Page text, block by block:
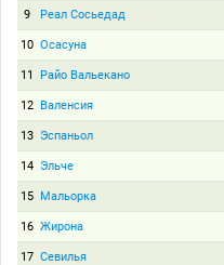
9 Реал Сосьедад
10 Осасуна
11 Райо Вальекано
12 Валенсия
13 Эспаньол
14 Эльче
15 Мальорка
16 Жирона
17 Севилья